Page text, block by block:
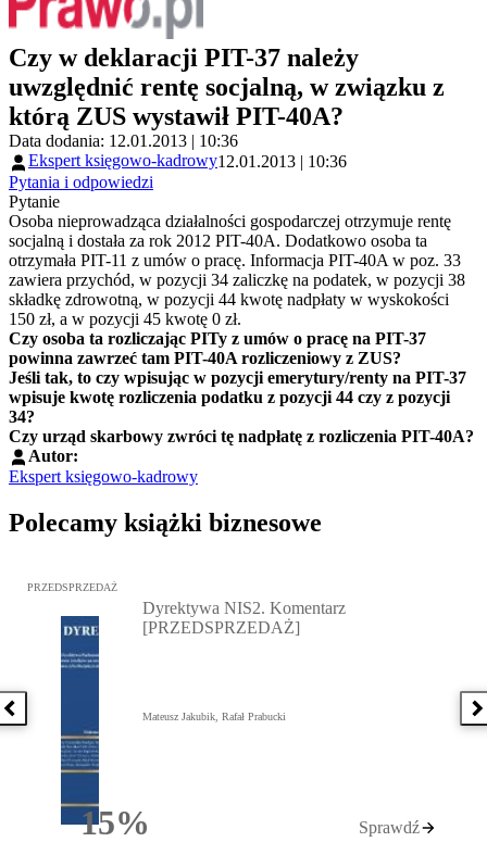
Czy w deklaracji PIT-37 należy
uwzględnić rentę socjalną, w związku z
którą ZUS wystawił PIT-40A?
Data dodania: 12.01.2013 | 10:36
Ekspert księgowo-kadrowy12.01.2013 | 10:36
Pytania i odpowiedzi
Pytanie
Osoba nieprowadząca działalności gospodarczej otrzymuje rentę
socjalną i dostała za rok 2012 PIT-40A. Dodatkowo osoba ta
otrzymała PIT-11 z umów o pracę. Informacja PIT-40A w poz. 33
zawiera przychód, w pozycji 34 zaliczkę na podatek, w pozycji 38
składkę zdrowotną, w pozycji 44 kwotę nadpłaty w wyskokości
150 zł, a w pozycji 45 kwotę 0 zł.
Czy osoba ta rozliczając PITy z umów o pracę na PIT-37
powinna zawrzeć tam PIT-40A rozliczeniowy z ZUS?
Jeśli tak, to czy wpisując w pozycji emerytury/renty na PIT-37
wpisuje kwotę rozliczenia podatku z pozycji 44 czy z pozycji
34?
Czy urząd skarbowy zwróci tę nadpłatę z rozliczenia PIT-40A?
Autor:
Ekspert księgowo-kadrowy
Polecamy książki biznesowe
Poprzednia książka
Przejdź do: Dyrektywa NIS2. Komentarz [PRZEDSPRZEDAŻ],
PRZEDSPRZEDAŻ
15%
Dyrektywa NIS2. Komentarz
[PRZEDSPRZEDAŻ]
Mateusz Jakubik, Rafał Prabucki
Sprawdź